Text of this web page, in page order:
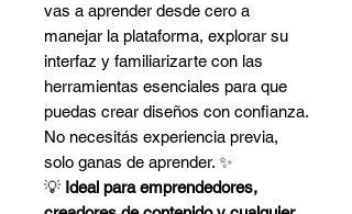
vas a aprender desde cero a
manejar la plataforma, explorar su
interfaz y familiarizarte con las
herramientas esenciales para que
puedas crear diseños con confianza.
No necesitás experiencia previa,
solo ganas de aprender. ✨
💡 Ideal para emprendedores,